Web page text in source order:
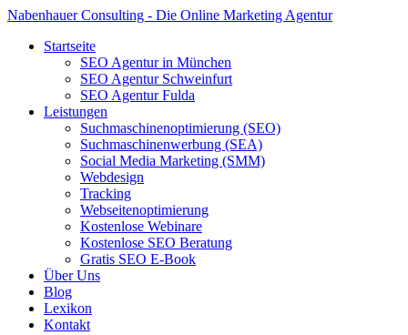
Nabenhauer Consulting - Die Online Marketing Agentur
Startseite
SEO Agentur in München
SEO Agentur Schweinfurt
SEO Agentur Fulda
Leistungen
Suchmaschinenoptimierung (SEO)
Suchmaschinenwerbung (SEA)
Social Media Marketing (SMM)
Webdesign
Tracking
Webseitenoptimierung
Kostenlose Webinare
Kostenlose SEO Beratung
Gratis SEO E-Book
Über Uns
Blog
Lexikon
Kontakt